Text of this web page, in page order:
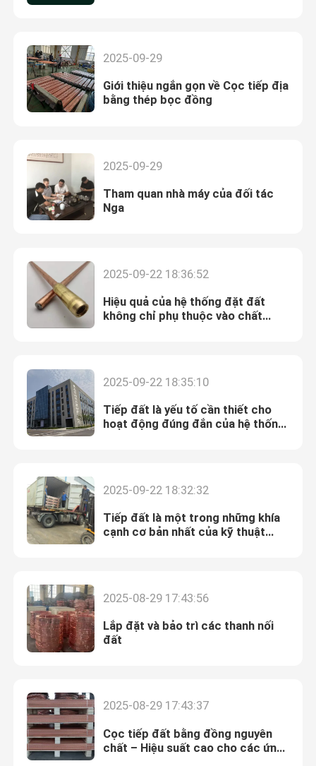
Sản phẩm
Về chúng tôi
Tham quan nhà máy
2025-09-29
Giới thiệu ngắn gọn về Cọc tiếp địa
bằng thép bọc đồng
2025-09-29
Tham quan nhà máy của đối tác
Nga
2025-09-22 18:36:52
Hiệu quả của hệ thống đặt đất
không chỉ phụ thuộc vào chất
2025-09-22 18:35:10
Tiếp đất là yếu tố cần thiết cho
hoạt động đúng đắn của hệ thống
2025-09-22 18:32:32
Tiếp đất là một trong những khía
cạnh cơ bản nhất của kỹ thuật
2025-08-29 17:43:56
Lắp đặt và bảo trì các thanh nối
đất
2025-08-29 17:43:37
Cọc tiếp đất bằng đồng nguyên
chất – Hiệu suất cao cho các ứng